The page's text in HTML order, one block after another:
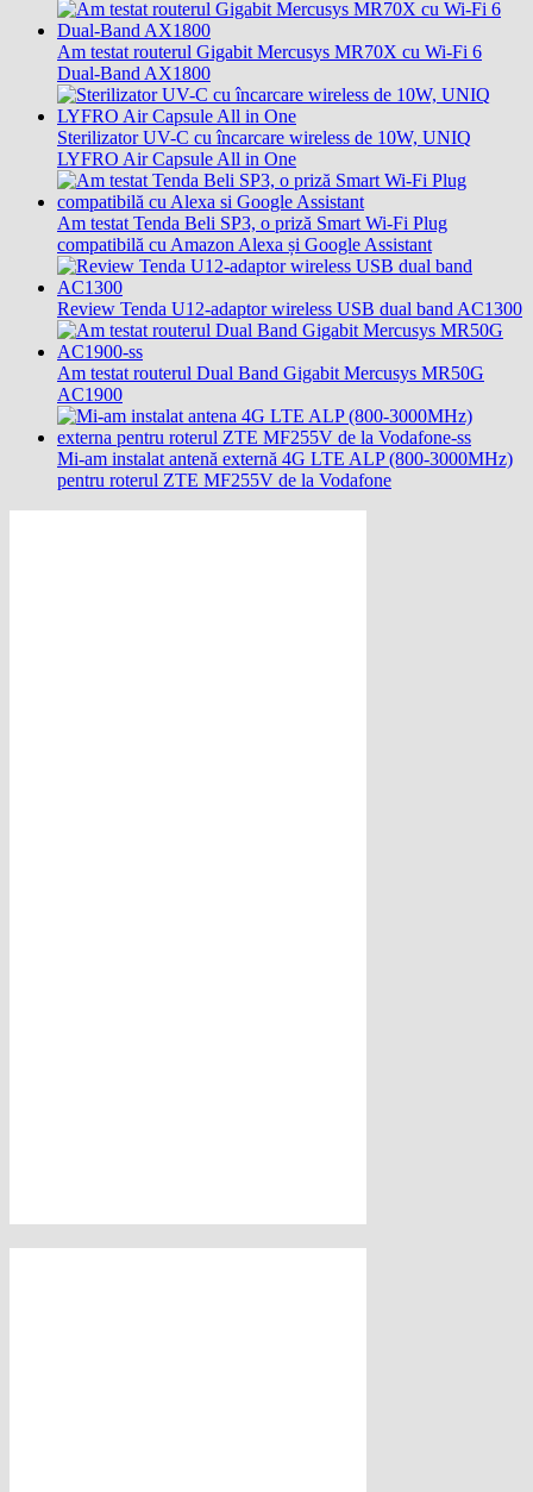
Am testat routerul Gigabit Mercusys MR70X cu Wi-Fi 6
Dual-Band AX1800
Sterilizator UV-C cu încarcare wireless de 10W, UNIQ
LYFRO Air Capsule All in One
Am testat Tenda Beli SP3, o priză Smart Wi-Fi Plug
compatibilă cu Amazon Alexa și Google Assistant
Review Tenda U12-adaptor wireless USB dual band AC1300
Am testat routerul Dual Band Gigabit Mercusys MR50G
AC1900
Mi-am instalat antenă externă 4G LTE ALP (800-3000MHz)
pentru roterul ZTE MF255V de la Vodafone